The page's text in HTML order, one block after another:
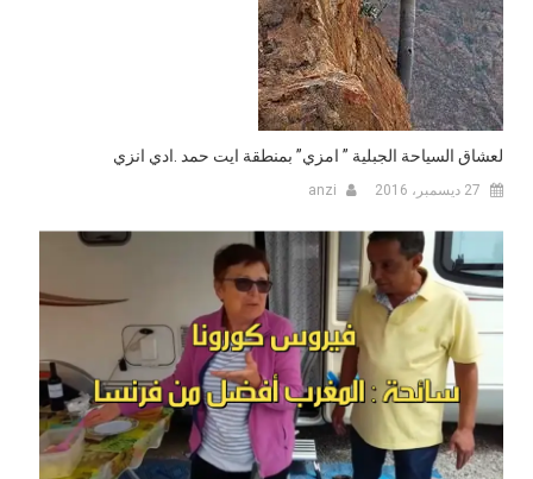
لعشاق السياحة الجبلية ” امزي” بمنطقة ايت حمد .ادي انزي
27 ديسمبر، 2016 anzi